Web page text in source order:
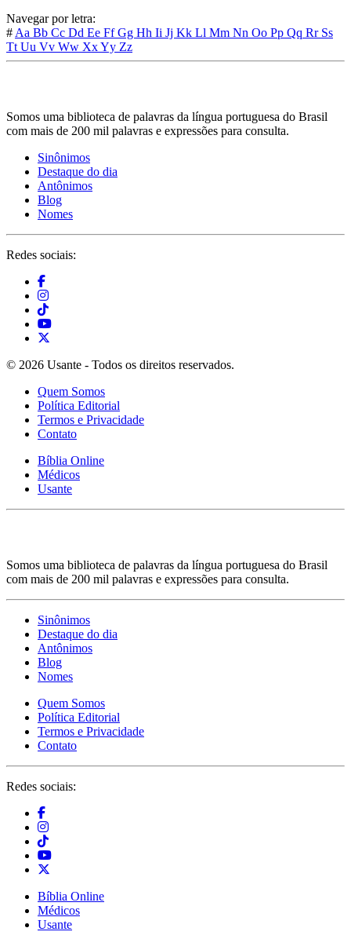
Navegar por letra:
# Aa Bb Cc Dd Ee FfGg Hh Ii Jj Kk Ll Mm Nn Oo Pp Qq Rr Ss
Tt Uu Vv Ww XxYy Zz
Somos uma biblioteca de palavras da língua portuguesa do Brasil
com mais de 200 mil palavras e expressões para consulta.
Sinônimos
Destaque do dia
Antônimos
Blog
Nomes
Redes sociais:
© 2026 Usante - Todos os direitos reservados.
Quem Somos
Política Editorial
Termos e Privacidade
Contato
Bíblia Online
Médicos
Usante
Somos uma biblioteca de palavras da língua portuguesa do Brasil
com mais de 200 mil palavras e expressões para consulta.
Sinônimos
Destaque do dia
Antônimos
Blog
Nomes
Quem Somos
Política Editorial
Termos e Privacidade
Contato
Redes sociais:
Bíblia Online
Médicos
Usante